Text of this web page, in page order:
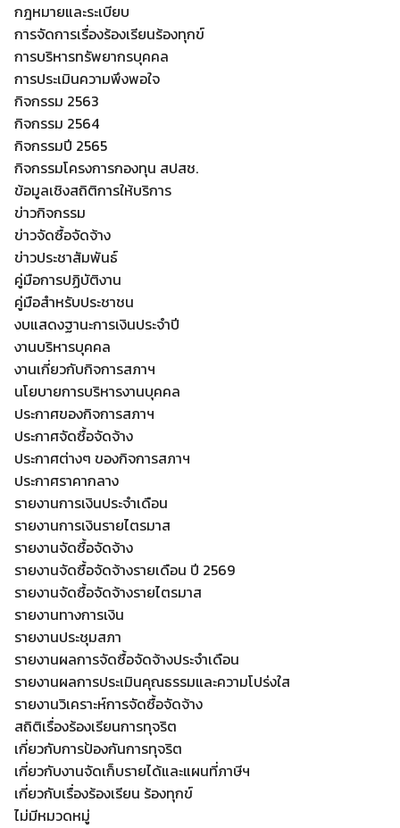
Search
for:
กฎหมายและระเบียบ
การจัดการเรื่องร้องเรียนร้องทุกข์
การบริหารทรัพยากรบุคคล
การประเมินความพึงพอใจ
กิจกรรม 2563
กิจกรรม 2564
กิจกรรมปี 2565
กิจกรรมโครงการกองทุน สปสช.
ข้อมูลเชิงสถิติการให้บริการ
ข่าวกิจกรรม
ข่าวจัดซื้อจัดจ้าง
ข่าวประชาสัมพันธ์
คู่มือการปฏิบัติงาน
คู่มือสำหรับประชาชน
งบแสดงฐานะการเงินประจำปี
งานบริหารบุคคล
งานเกี่ยวกับกิจการสภาฯ
นโยบายการบริหารงานบุคคล
ประกาศของกิจการสภาฯ
ประกาศจัดซื้อจัดจ้าง
ประกาศต่างๆ ของกิจการสภาฯ
ประกาศราคากลาง
รายงานการเงินประจำเดือน
รายงานการเงินรายไตรมาส
รายงานจัดซื้อจัดจ้าง
รายงานจัดซื้อจัดจ้างรายเดือน ปี 2569
รายงานจัดซื้อจัดจ้างรายไตรมาส
รายงานทางการเงิน
รายงานประชุมสภา
รายงานผลการจัดซื้อจัดจ้างประจำเดือน
รายงานผลการประเมินคุณธรรมและความโปร่งใส
รายงานวิเคราะห์การจัดซื้อจัดจ้าง
สถิติเรื่องร้องเรียนการทุจริต
เกี่ยวกับการป้องกันการทุจริต
เกี่ยวกับงานจัดเก็บรายได้และแผนที่ภาษีฯ
เกี่ยวกับเรื่องร้องเรียน ร้องทุกข์
ไม่มีหมวดหมู่